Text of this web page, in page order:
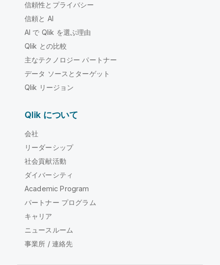
信頼性とプライバシー
信頼と AI
AI で Qlik を選ぶ理由
Qlik との比較
主なテクノロジー パートナー
データ ソースとターゲット
Qlik リージョン
Qlik について
会社
リーダーシップ
社会貢献活動
ダイバーシティ
Academic Program
パートナー プログラム
キャリア
ニュースルーム
事業所 / 連絡先